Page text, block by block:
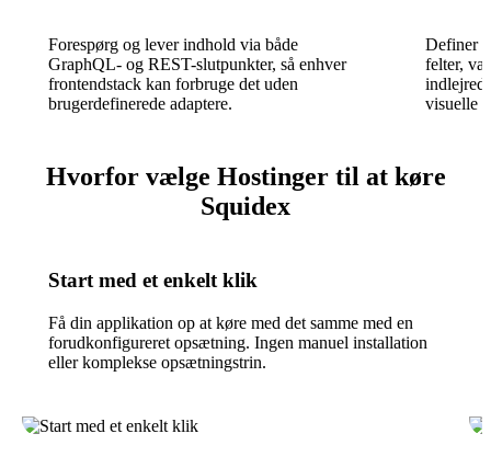
Forespørg og lever indhold via både
GraphQL- og REST-slutpunkter, så enhver
frontendstack kan forbruge det uden
brugerdefinerede adaptere.
Definer
felter,
visuelle
Hvorfor vælge Hostinger til at køre
Squidex
Start med et enkelt klik
Få din applikation op at køre med det samme med en
forudkonfigureret opsætning. Ingen manuel installation
eller komplekse opsætningstrin.